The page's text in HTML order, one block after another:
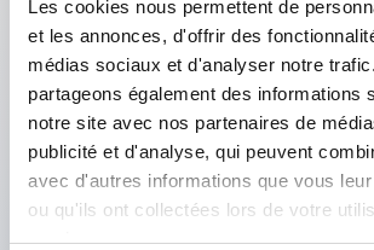
Les cookies nous permettent de
et les annonces, d'offrir des
médias sociaux et d'analyser notre
partageons également des informations
notre site avec nos partenaires de
publicité et d'analyse, qui peuvent
avec d'autres informations que vous
ou qu'ils ont collectées lors de votre
services.
• Versions CMS, traversante
à angle droit • 50 mA 24 Vcc •
momentanées • Durée de vie : 10
manœuvres • Gamme de
+160 °C • Etanchéité IP67 • Force
3,5 N